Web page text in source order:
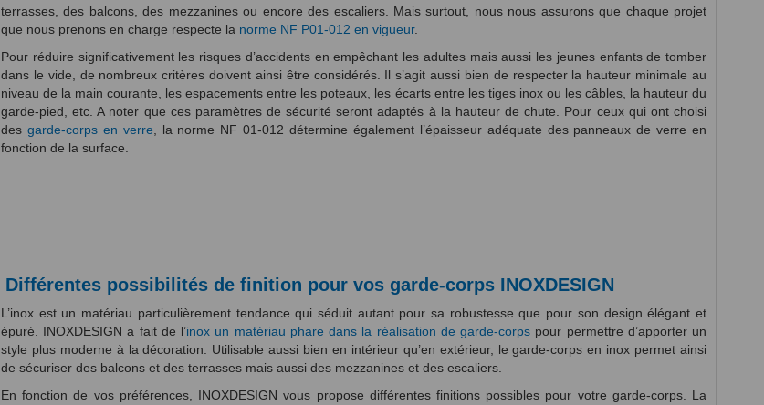
terrasses, des balcons, des mezzanines ou encore des escaliers. Mais surtout, nous nous assurons que chaque projet
que nous prenons en charge respecte la norme NF P01-012 en vigueur.
Pour réduire significativement les risques d’accidents en empêchant les adultes mais aussi les jeunes enfants de tomber
dans le vide, de nombreux critères doivent ainsi être considérés. Il s’agit aussi bien de respecter la hauteur minimale au
niveau de la main courante, les espacements entre les poteaux, les écarts entre les tiges inox ou les câbles, la hauteur du
garde-pied, etc. A noter que ces paramètres de sécurité seront adaptés à la hauteur de chute. Pour ceux qui ont choisi
des garde-corps en verre , la norme NF 01-012 détermine également l’épaisseur adéquate des panneaux de verre en
fonction de la surface.
Différentes possibilités de finition pour vos garde-corps INOXDESIGN
L’inox est un matériau particulièrement tendance qui séduit autant pour sa robustesse que pour son design élégant et
épuré. INOXDESIGN a fait de l’inox un matériau phare dans la réalisation de garde-corps pour permettre d’apporter un
style plus moderne à la décoration. Utilisable aussi bien en intérieur qu’en extérieur, le garde-corps en inox permet ainsi
de sécuriser des balcons et des terrasses mais aussi des mezzanines et des escaliers.
En fonction de vos préférences, INOXDESIGN vous propose différentes finitions possibles pour votre garde-corps. La